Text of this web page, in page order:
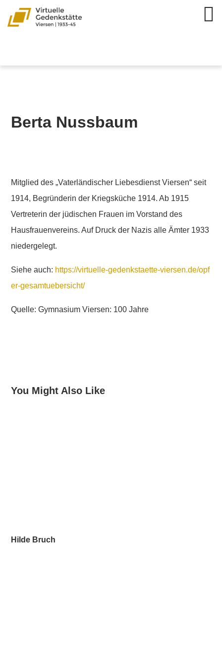
Berta Nussbaum
Mitglied des „Vaterländischer Liebesdienst Viersen“ seit
1914, Begründerin der Kriegsküche 1914. Ab 1915
Vertreterin der jüdischen Frauen im Vorstand des
Hausfrauenvereins. Auf Druck der Nazis alle Ämter 1933
niedergelegt.
Siehe auch: https://virtuelle-gedenkstaette-viersen.de/opf
er-gesamtuebersicht/
Quelle: Gymnasium Viersen: 100 Jahre
You Might Also Like
Hilde Bruch